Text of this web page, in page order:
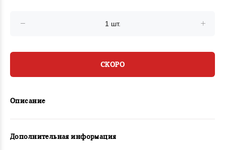
СКОРО
Описание
Дополнительная информация